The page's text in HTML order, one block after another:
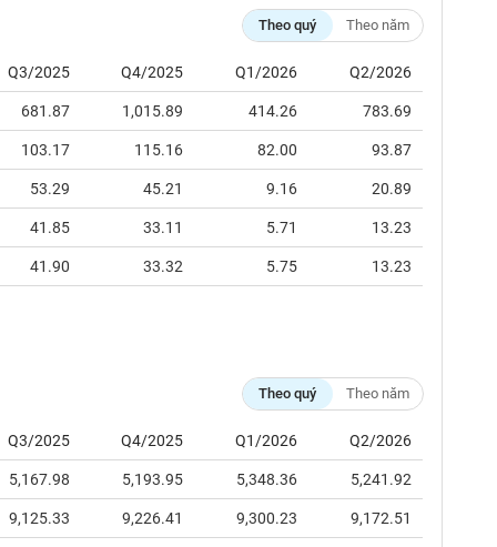
Theo quý Theo năm
Q3/2025 Q4/2025 Q1/2026 Q2/2026
681.87 1,015.89 414.26 783.69
103.17 115.16 82.00 93.87
53.29 45.21 9.16 20.89
41.85 33.11 5.71 13.23
41.90 33.32 5.75 13.23
Theo quý Theo năm
Q3/2025 Q4/2025 Q1/2026 Q2/2026
5,167.98 5,193.95 5,348.36 5,241.92
9,125.33 9,226.41 9,300.23 9,172.51